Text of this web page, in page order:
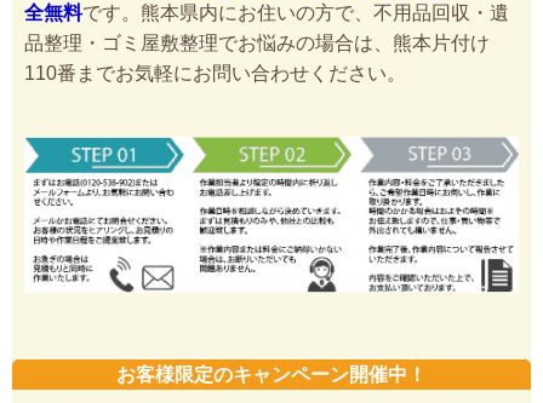
全無料です。熊本県内にお住いの方で、不用品回収・遺
品整理・ゴミ屋敷整理でお悩みの場合は、熊本片付け
110番までお気軽にお問い合わせください。
お客様限定のキャンペーン開催中！